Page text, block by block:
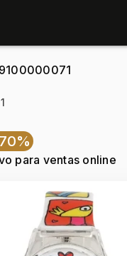
para ventas online